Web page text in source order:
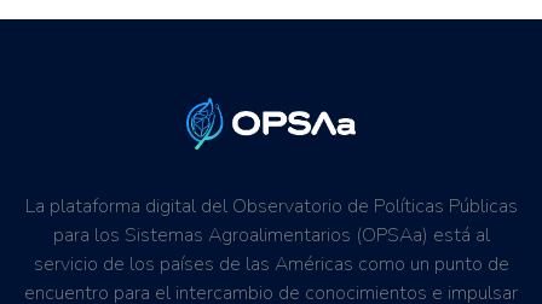
La plataforma digital del Observatorio de Políticas Públicas
para los Sistemas Agroalimentarios (OPSAa) está al
servicio de los países de las Américas como un punto de
encuentro para el intercambio de conocimientos e impulsar